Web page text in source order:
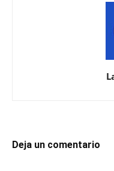
Deja un comentario